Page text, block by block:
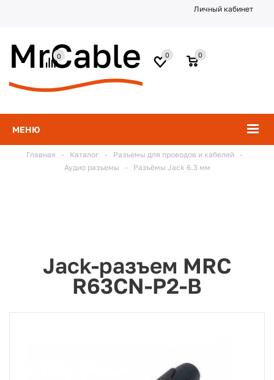
Личный кабинет
МЕНЮ
0
0
0
Главная - Каталог - Разъемы для проводов и кабелей
-
Аудио разъемы
- Разъёмы Jack 6.3 мм
Jack-разъем MRC
R63CN-P2-B